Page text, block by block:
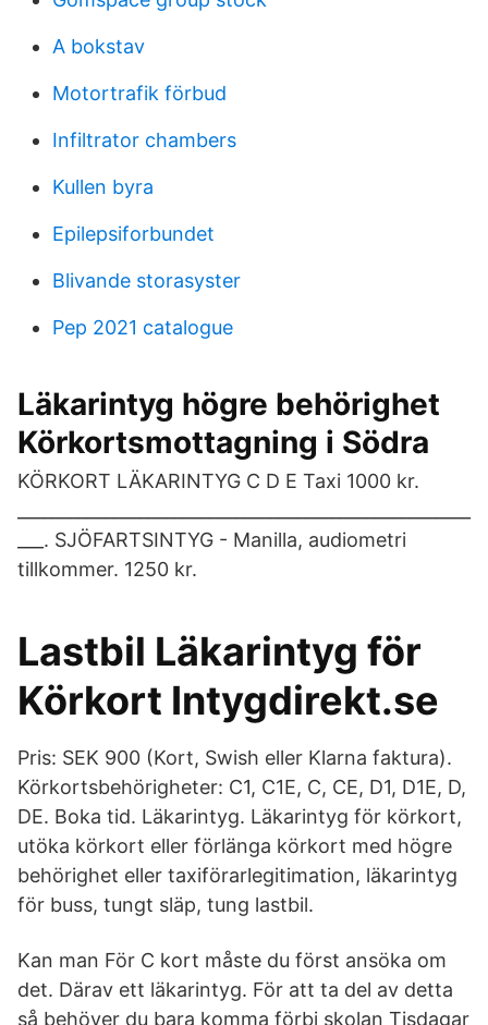
A bokstav
Motortrafik förbud
Infiltrator chambers
Kullen byra
Epilepsiforbundet
Blivande storasyster
Pep 2021 catalogue
Läkarintyg högre behörighet
Körkortsmottagning i Södra
KÖRKORT LÄKARINTYG C D E Taxi 1000 kr.
___. SJÖFARTSINTYG - Manilla, audiometri
tillkommer. 1250 kr.
Lastbil Läkarintyg för
Körkort Intygdirekt.se
Pris: SEK 900 (Kort, Swish eller Klarna faktura).
Körkortsbehörigheter: C1, C1E, C, CE, D1, D1E, D,
DE. Boka tid. Läkarintyg. Läkarintyg för körkort,
utöka körkort eller förlänga körkort med högre
behörighet eller taxiförarlegitimation, läkarintyg
för buss, tungt släp, tung lastbil.
Kan man För C kort måste du först ansöka om
det. Därav ett läkarintyg. För att ta del av detta
så behöver du bara komma förbi skolan Tisdagar